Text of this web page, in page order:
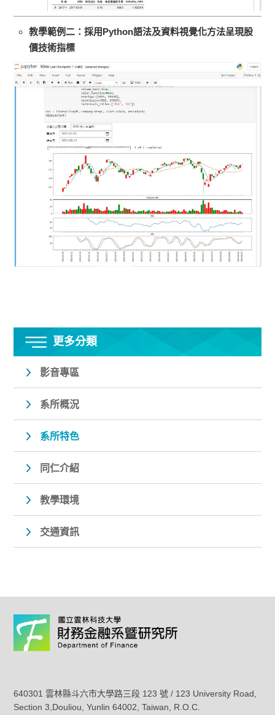
教學範例二：採用 Python語法及資料視覺化方法呈現股
價技術指標
更多分類
影音專區
系所概況
系所特色
同仁介紹
教學環境
交通資訊
640301 雲林縣斗六市大學路三段 123 號 / 123 University Road,
Section 3,Douliou, Yunlin 64002, Taiwan, R.O.C.